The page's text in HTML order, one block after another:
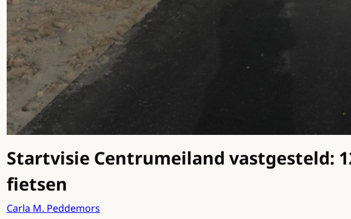
Startvisie Centrumeiland vastgesteld:
fietsen
Carla M. Peddemors